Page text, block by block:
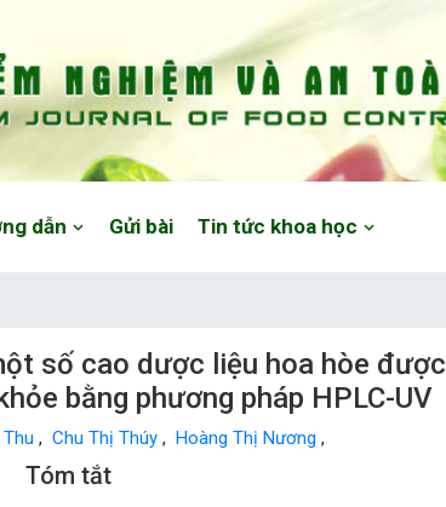
dẫn Gửi bài Tin tức khoa học
số cao dược liệu hoa hòe
bằng phương pháp HPLC-UV
, Chu Thị Thúy , Hoàng Thị Nương ,
Main Article Content
Tóm tắt